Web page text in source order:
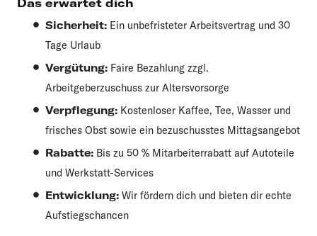
Sicherheit: Ein unbefristeter Arbeitsvertrag und 30
Tage Urlaub
Vergütung: Faire Bezahlung zzgl.
Arbeitgeberzuschuss zur Altersvorsorge
Verpflegung: Kostenloser Kaffee, Tee, Wasser und
frisches Obst sowie ein bezuschusstes Mittagsangebot
Rabatte: Bis zu 50 % Mitarbeiterrabatt auf Autoteile
und Werkstatt-Services
Entwicklung: Wir fördern dich und bieten dir echte
Aufstiegschancen